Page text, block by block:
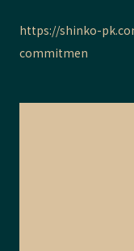
https://shinko-
commitmen